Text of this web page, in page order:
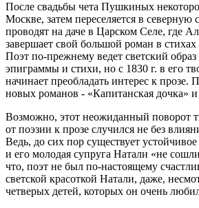
После свадьбы чета Пушкиных
Москве, затем переселяется в северную
проводят на даче в Царском Селе, где
завершает свой большой роман в
Поэт по-прежнему ведет светский
эпиграммы и стихи, но с 1830 г. в его
начинает преобладать интерес к прозе.
новых романов - «Капитанская дочка»
Возможно, этот неожиданный поворот
от поэзии к прозе случился не без
Ведь, до сих пор существует
и его молодая супруга Натали «не
что, поэт не был по-настоящему
светской красоткой Натали, даже,
четверых детей, которых он очень